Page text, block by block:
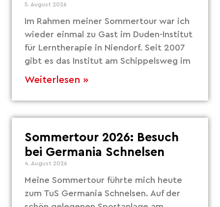
5. August 2026
Im Rahmen meiner Sommertour war ich
wieder einmal zu Gast im Duden-Institut
für Lerntherapie in Niendorf. Seit 2007
gibt es das Institut am Schippelsweg im
Weiterlesen »
Sommertour 2026: Besuch
bei Germania Schnelsen
4. August 2026
Meine Sommertour führte mich heute
zum TuS Germania Schnelsen. Auf der